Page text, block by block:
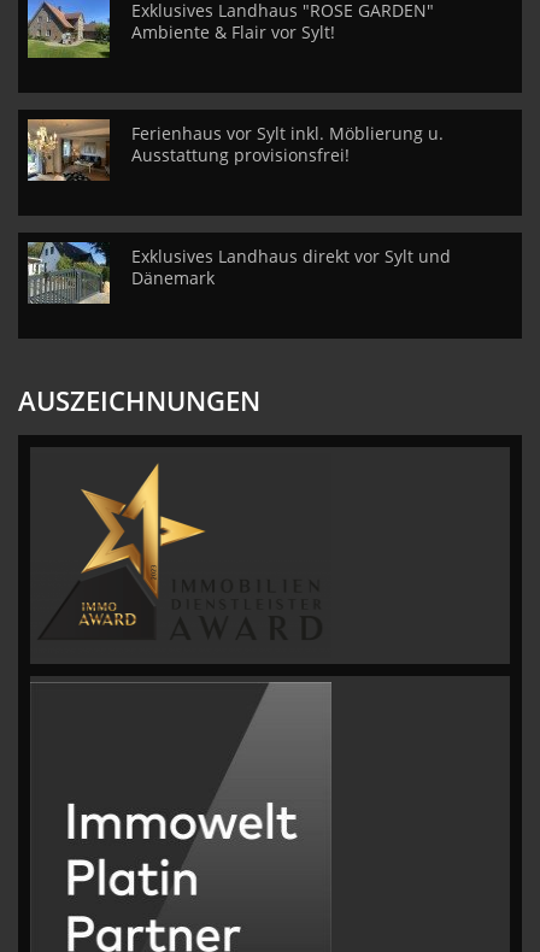
Exklusives Landhaus "ROSE GARDEN"
Ambiente & Flair vor Sylt!
Ferienhaus vor Sylt inkl. Möblierung u.
Ausstattung provisionsfrei!
Exklusives Landhaus direkt vor Sylt und
Dänemark
AUSZEICHNUNGEN